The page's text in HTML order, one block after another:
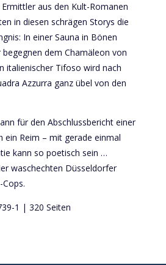
aus den Kult-Romanen
in diesen schrägen Storys die
In einer Sauna in Bönen
begegnen dem Chamäleon von
italienischer Tifoso wird nach
Azzurra ganz übel von den
für den Abschlussbericht einer
ein Reim – mit gerade einmal
kann so poetisch sein …
waschechten Düsseldorfer
1 | 320 Seiten